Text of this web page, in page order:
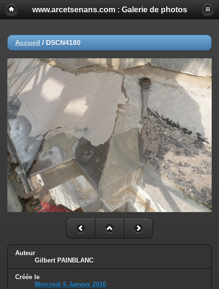
www.arcetsenans.com : Galerie de photos
Accueil / DSCN4180
Auteur
Gilbert PAINBLANC
Créée le
Mercredi 6 Janvier 2010